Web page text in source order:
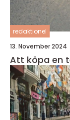
redaktionel
13. November 2024
Att köpa en